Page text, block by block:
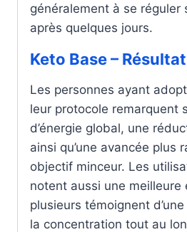
généralement à se réguler
après quelques jours.
Keto Base –
Les personnes ayant
leur protocole remarquent
d’énergie global, une
ainsi qu’une avancée plus
objectif minceur. Les
notent aussi une meilleure
plusieurs témoignent
la concentration tout au